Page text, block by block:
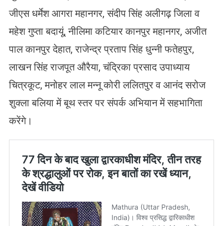
जीएस धर्मेश आगरा महानगर, संदीप सिंह अलीगढ़ जिला व
महेश गुप्ता बदायूं, नीलिमा कटियार कानपुर महानगर, अजीत
पाल कानपुर देहात, राजेन्द्र प्रताप सिंह धुन्नी फतेहपुर,
लाखन सिंह राजपूत औरैया, चंद्रिका प्रसाद उपाध्याय
चित्रकूट, मनोहर लाल मन्नू कोरी ललितपुर व आनंद सरोज
शुक्ला बलिया में बूथ स्तर पर संपर्क अभियान में सहभागिता
करेंगे।